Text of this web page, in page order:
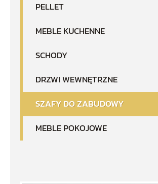
PELLET
MEBLE KUCHENNE
SCHODY
DRZWI WEWNĘTRZNE
SZAFY DO ZABUDOWY
MEBLE POKOJOWE